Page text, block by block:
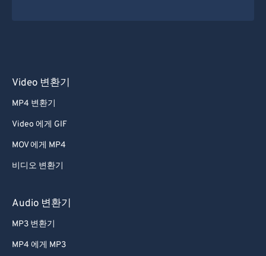
Video 변환기
MP4 변환기
Video 에게 GIF
MOV 에게 MP4
비디오 변환기
Audio 변환기
MP3 변환기
MP4 에게 MP3